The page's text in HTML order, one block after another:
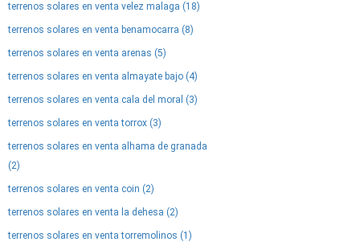
terrenos solares en venta velez malaga (18)
terrenos solares en venta benamocarra (8)
terrenos solares en venta arenas (5)
terrenos solares en venta almayate bajo (4)
terrenos solares en venta cala del moral (3)
terrenos solares en venta torrox (3)
terrenos solares en venta alhama de granada
(2)
terrenos solares en venta coin (2)
terrenos solares en venta la dehesa (2)
terrenos solares en venta torremolinos (1)